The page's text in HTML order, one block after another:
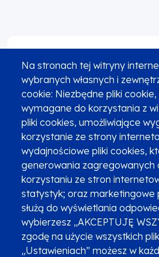
Na stronach tej witryny
wybranych własnych i
cookie: Niezbędne pliki
wymagane do korzystania z
pliki cookies, umożliwiające
korzystanie ze strony
wydajnościowe pliki cookies,
generowania zagregowanych
korzystaniu ze stron
statystyk; oraz marketingowe
służą do wyświetlania
wybierzesz „AKCEPTUJĘ
zgodę na użycie wszystkich
„Ustawieniach” możesz w
MAKSYMALNY PROCENT
85%
PULA ŚRODKÓW NA NABÓR
32 108 480,22 zł
Data naboru
START
04.07.2024